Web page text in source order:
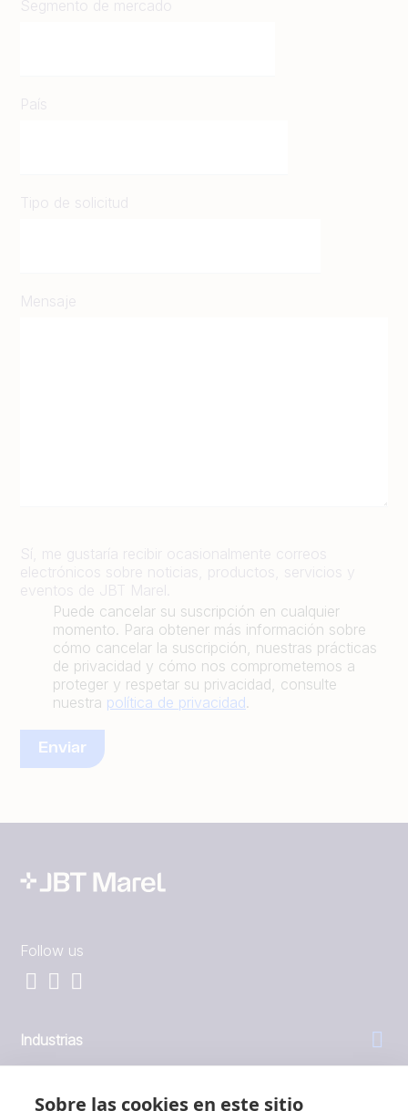
Sobre las cookies en este sitio
Segmento de mercado
País
Tipo de solicitud
Mensaje
Sí, me gustaría recibir ocasionalmente correos
electrónicos sobre noticias, productos, servicios y
eventos de JBT Marel.
Puede cancelar su suscripción en cualquier
momento. Para obtener más información sobre
cómo cancelar la suscripción, nuestras prácticas
de privacidad y cómo nos comprometemos a
proteger y respetar su privacidad, consulte
nuestra política de privacidad.
Follow us
Industrias